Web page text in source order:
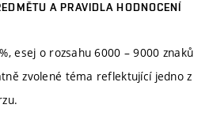
A PRAVIDLA HODNOCENÍ
esej o rozsahu 6000 – 9000 znaků
zvolené téma reflektující jedno z